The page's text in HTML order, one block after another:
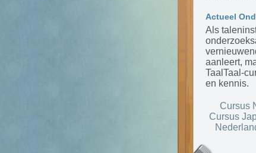
Actueel
Als
aanleert,
TaalTaal-
en kennis.
Cursus
Cursus